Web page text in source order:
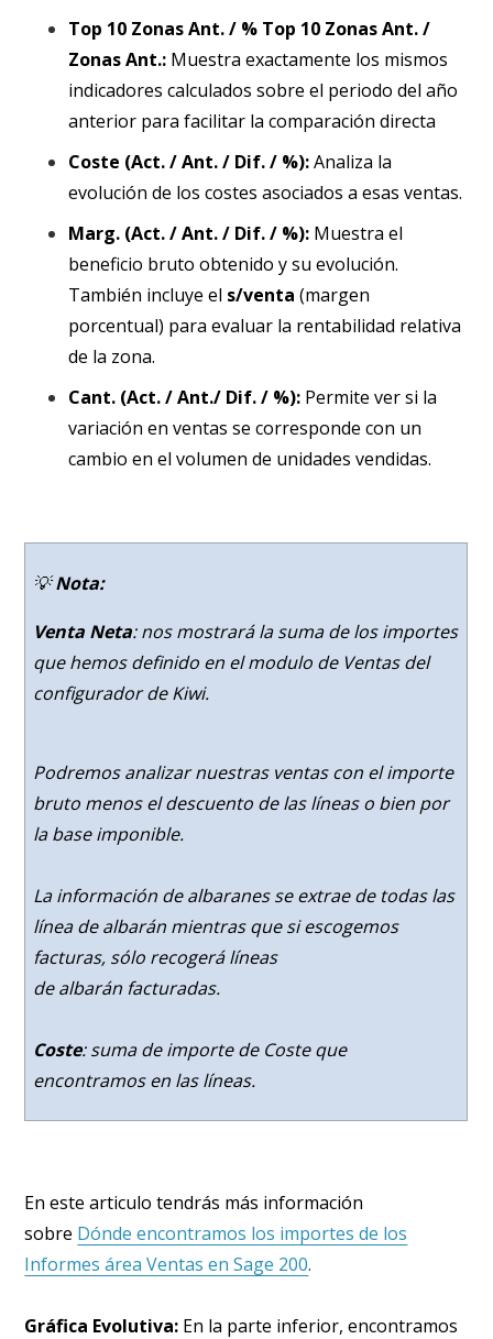
Top 10 Zonas Ant. / % Top 10 Zonas Ant. /
Zonas Ant.: Muestra exactamente los mismos
indicadores calculados sobre el periodo del año
anterior para facilitar la comparación directa
Coste (Act. / Ant. / Dif. / %):Analiza la
evolución de los costes asociados a esas ventas.
Marg. (Act. / Ant. / Dif. / %): Muestra el
beneficio bruto obtenido y su evolución.
También incluye el s/venta (margen
porcentual) para evaluar la rentabilidad relativa
de la zona.
Cant. (Act. / Ant./ Dif. / %): Permite ver si la
variación en ventas se corresponde con un
cambio en el volumen de unidades vendidas.
💡Nota:
Venta Neta: nos mostrará la suma de los importes
que hemos definido en el modulo de Ventas del
configurador de Kiwi.
Podremos analizar nuestras ventas con el importe
bruto menos el descuento de las líneas o bien por
la base imponible.
La información de albaranes se extrae de todas las
línea de albarán mientras que si escogemos
facturas, sólo recogerá líneas
de albarán facturadas.
Coste: suma de importe de Coste que
encontramos en las líneas.
En este articulo tendrás más información
sobre Dónde encontramos los importes de los
Informes área Ventas en Sage 200.
Gráfica Evolutiva: En la parte inferior, encontramos